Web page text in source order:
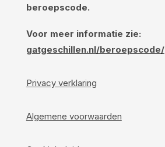
beroepscode.
Voor meer informatie zie:
gatgeschillen.nl/beroepscode/
Privacy verklaring
Algemene voorwaarden